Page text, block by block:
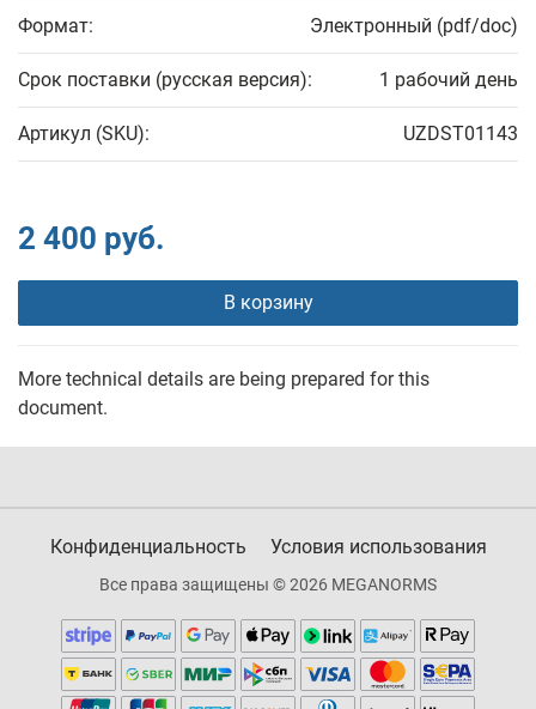
Формат: Электронный (pdf/doc)
Срок поставки (русская версия): 1 рабочий день
Артикул (SKU): UZDST01143
2 400 руб.
В корзину
More technical details are being prepared for this
document.
Конфиденциальность Условия использования
Все права защищены © 2026 MEGANORMS